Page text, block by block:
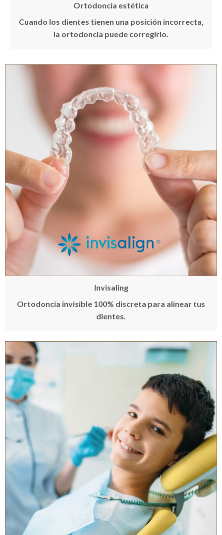
Ortodoncia estética
Cuando los dientes tienen una posición incorrecta,
la ortodoncia puede corregirlo.
Invisaling
Ortodoncia invisible 100% discreta para alinear tus
dientes.